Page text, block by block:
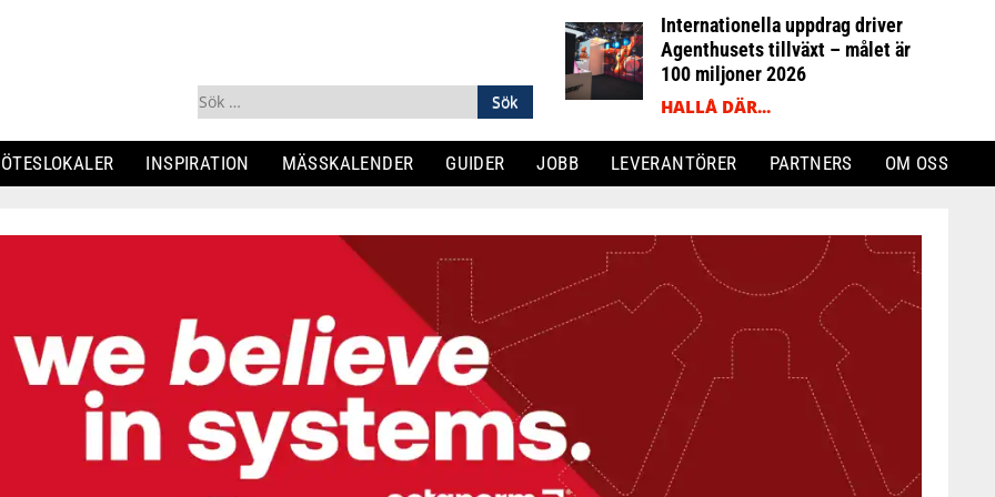
Sök
efter:
Internationella uppdrag driver
Agenthusets tillväxt – målet är
100 miljoner 2026
HALLÅ DÄR...
INSPIRATION MÄSSKALENDER GUIDER JOBB LEVERANTÖRER PARTNERS OM OSS